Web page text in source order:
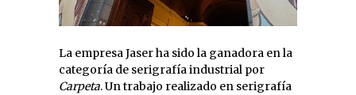
La empresa Jaser ha sido la ganadora en la
categoría de serigrafía industrial por
Carpeta. Un trabajo realizado en serigrafía